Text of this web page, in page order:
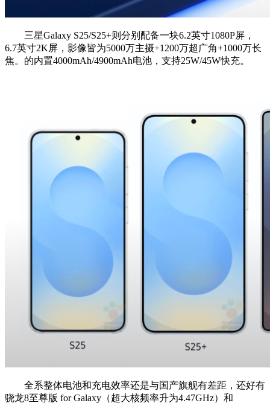
三星Galaxy S25/S25+则分别配备一块6.2英寸1080P屏，
6.7英寸2K屏，影像皆为5000万主摄+1200万超广角+1000万长
焦。的内置4000mAh/4900mAh电池，支持25W/45W快充。
全系整体电池和充电效率还是与国产旗舰有差距，还好有
骁龙8至尊版 for Galaxy（超大核频率升为4.47GHz）和